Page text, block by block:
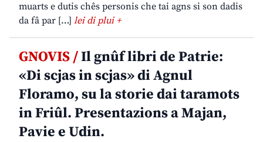
muarts e dutis chês personis che tai agns si son dadis
da fâ par […] lei di plui +
GNOVIS /Il gnûf libri de Patrie:
«Di scjas in scjas» di Agnul
Floramo, su la storie dai taramots
in Friûl. Presentazions a Majan,
Pavie e Udin.